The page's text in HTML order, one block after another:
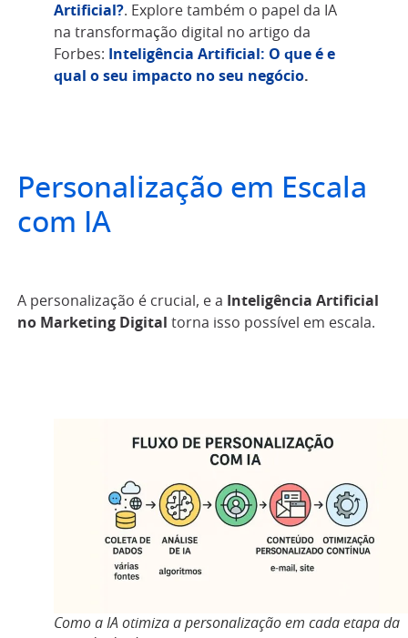
Artificial?. Explore também o papel da IA
na transformação digital no artigo da
Forbes:
Inteligência Artificial: O que é e
qual o seu impacto no seu negócio.
Personalização em Escala
com IA
A personalização é crucial, e a
Inteligência Artificial
no Marketing Digital
torna isso possível em escala.
Como a IA otimiza a personalização em cada etapa da